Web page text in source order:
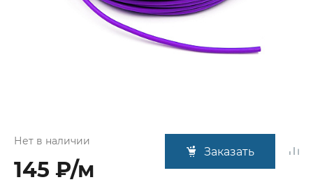
Нет в наличии
145 ₽/м
Заказать